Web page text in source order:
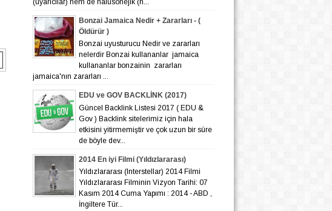
(uyarıcılar) hem de halüsonejik (h...
Bonzai Jamaica Nedir + Zararları - (
Öldürür )
Bonzai uyusturucu Nedir ve zararları
nelerdir Bonzai kullananlar jamaica
kullananlar bonzainin zararları
jamaica'nın zararları ...
EDU ve GOV BACKLİNK (2017)
Güncel Backlink Listesi 2017 ( EDU &
Gov ) Backlink sitelerimiz için hala
etkisini yitirmemiştir ve çok uzun bir süre
de böyle dev...
2014 En iyi Filmi (Yıldızlararası)
Yıldızlararası (Interstellar) 2014 Filmi
Yıldızlararası Filminin Vizyon Tarihi: 07
Kasım 2014 Cuma Yapımı : 2014 - ABD ,
İngiltere Tür...